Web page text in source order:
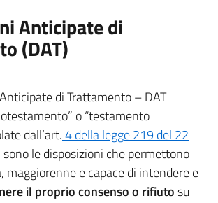
Anticipate di
(DAT)
di Trattamento – DAT
o “testamento
dall’art.4 della legge 219 del 22
sono le disposizioni che permettono
maggiorenne e capace di intendere e
il proprio consenso o rifiutosu